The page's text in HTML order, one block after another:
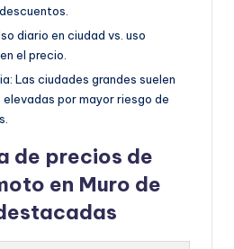
diario en ciudad vs. uso
el precio.
Las ciudades grandes suelen
por mayor riesgo de
de precios de
en Muro de